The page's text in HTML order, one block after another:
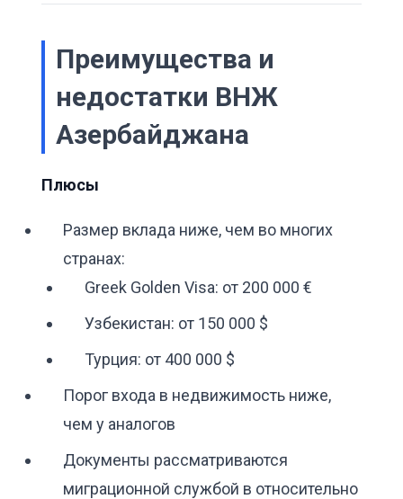
Преимущества и
недостатки ВНЖ
Азербайджана
Плюсы
Размер вклада ниже, чем во многих
странах:
Greek Golden Visa: от 200 000 €
Узбекистан: от 150 000 $
Турция: от 400 000 $
Порог входа в недвижимость ниже,
чем у аналогов
Документы рассматриваются
миграционной службой в относительно